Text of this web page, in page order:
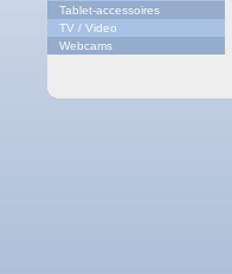
Tablet-accessoires
TV / Video
Webcams